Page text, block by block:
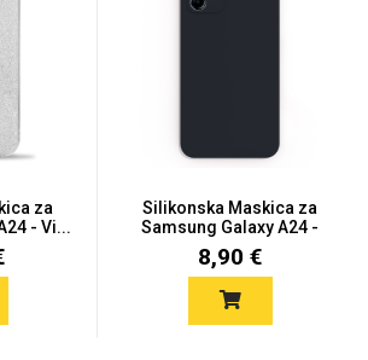
za
- Vi...
Silikonska Maskica za
Samsung Galaxy A24 -
Crn...
8,90 €
Feel Good
i
Preklopne maskice